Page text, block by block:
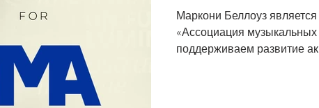
Маркони Беллоуз
«Ассоциация
поддерживаем развитие